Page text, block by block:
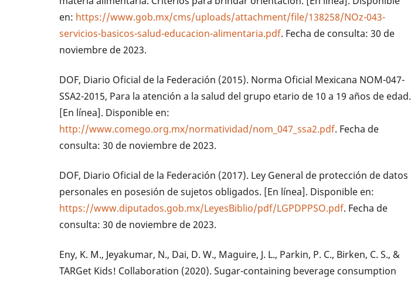
en: https://www.gob.mx/cms/uploads/attachment/file/138258/NOz-043-
servicios-basicos-salud-educacion-alimentaria.pdf. Fecha de consulta: 30 de
noviembre de 2023.
DOF, Diario Oficial de la Federación (2015). Norma Oficial Mexicana NOM-047-
SSA2-2015, Para la atención a la salud del grupo etario de 10 a 19 años de edad.
[En línea]. Disponible en:
http://www.comego.org.mx/normatividad/nom_047_ssa2.pdf. Fecha de
consulta: 30 de noviembre de 2023.
DOF, Diario Oficial de la Federación (2017). Ley General de protección de datos
personales en posesión de sujetos obligados. [En línea]. Disponible en:
https://www.diputados.gob.mx/LeyesBiblio/pdf/LGPDPPSO.pdf. Fecha de
consulta: 30 de noviembre de 2023.
Eny, K. M., Jeyakumar, N., Dai, D. W., Maguire, J. L., Parkin, P. C., Birken, C. S., &
TARGet Kids! Collaboration (2020). Sugar-containing beverage consumption